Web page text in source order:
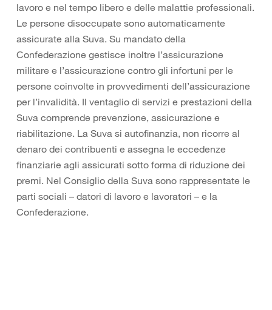
lavoro e nel tempo libero e delle malattie professionali.
Le persone disoccupate sono automaticamente
assicurate alla Suva. Su mandato della
Confederazione gestisce inoltre l’assicurazione
militare e l’assicurazione contro gli infortuni per le
persone coinvolte in provvedimenti dell’assicurazione
per l’invalidità. Il ventaglio di servizi e prestazioni della
Suva comprende prevenzione, assicurazione e
riabilitazione. La Suva si autofinanzia, non ricorre al
denaro dei contribuenti e assegna le eccedenze
finanziarie agli assicurati sotto forma di riduzione dei
premi. Nel Consiglio della Suva sono rappresentate le
parti sociali – datori di lavoro e lavoratori – e la
Confederazione.